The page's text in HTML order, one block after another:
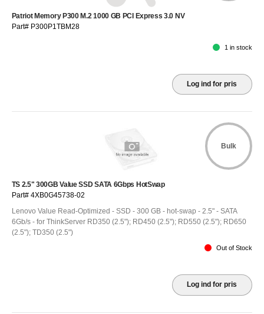
Patriot Memory P300 M.2 1000 GB PCI Express 3.0 NV
Part# P300P1TBM28
1 in stock
Log ind for pris
Bulk
TS 2.5" 300GB Value SSD SATA 6Gbps HotSwap
Part# 4XB0G45738-02
Lenovo Value Read-Optimized - SSD - 300 GB - hot-swap - 2.5" - SATA
6Gb/s - for ThinkServer RD350 (2.5"); RD450 (2.5"); RD550 (2.5"); RD650
(2.5"); TD350 (2.5")
Out of Stock
Log ind for pris